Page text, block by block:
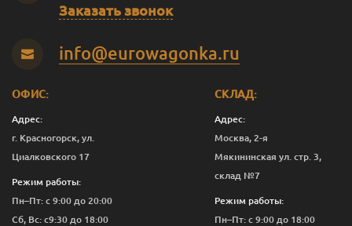
Заказать звонок
info@eurowagonka.ru
ОФИС:
Адрес:
г. Красногорск, ул.
Циалковского 17
Режим работы:
Пн–Пт: с 9:00 до 20:00
Сб, Вс: с9:30 до 18:00
СКЛАД:
Адрес:
Москва, 2-я
Мякининская ул. стр. 3,
склад №7
Режим работы:
Пн–Пт: с 9:00 до 18:00